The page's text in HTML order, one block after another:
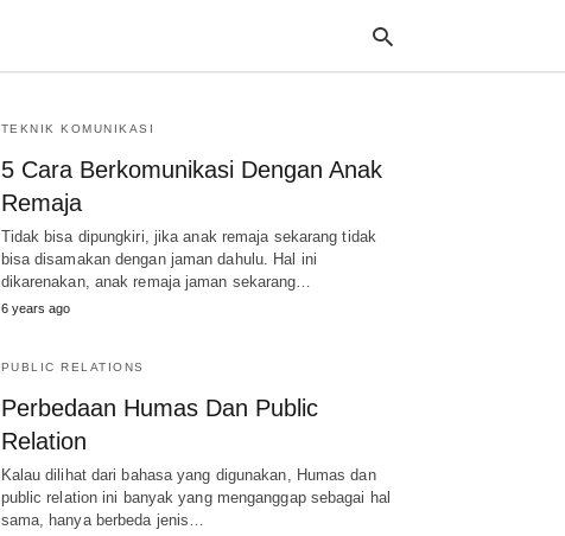
TEKNIK KOMUNIKASI
5 Cara Berkomunikasi Dengan Anak
Remaja
Tidak bisa dipungkiri, jika anak remaja sekarang tidak
bisa disamakan dengan jaman dahulu. Hal ini
dikarenakan, anak remaja jaman sekarang…
6 years ago
PUBLIC RELATIONS
Perbedaan Humas Dan Public
Relation
Kalau dilihat dari bahasa yang digunakan, Humas dan
public relation ini banyak yang menganggap sebagai hal
sama, hanya berbeda jenis…